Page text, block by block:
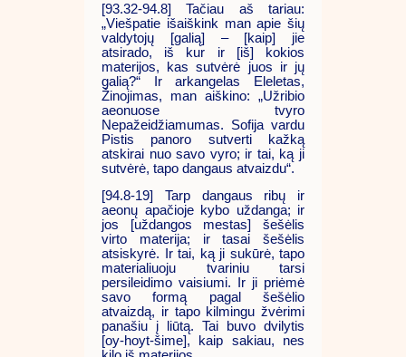
[93.32-94.8] Tačiau aš tariau:
„Viešpatie išaiškink man apie šių
valdytojų [galią] – [kaip] jie
atsirado, iš kur ir [iš] kokios
materijos, kas sutvėrė juos ir jų
galią?“ Ir arkangelas Eleletas,
Žinojimas, man aiškino: „Užribio
aeonuose tvyro
Nepažeidžiamumas. Sofija vardu
Pistis panoro sutverti kažką
atskirai nuo savo vyro; ir tai, ką ji
sutvėrė, tapo dangaus atvaizdu“.
[94.8-19] Tarp dangaus ribų ir
aeonų apačioje kybo uždanga; ir
jos [uždangos mestas] šešėlis
virto materija; ir tasai šešėlis
atsiskyrė. Ir tai, ką ji sukūrė, tapo
materialiuoju tvariniu tarsi
persileidimo vaisiumi. Ir ji priėmė
savo formą pagal šešėlio
atvaizdą, ir tapo kilmingu žvėrimi
panašiu į liūtą. Tai buvo dvilytis
[oy-hoyt-šime], kaip sakiau, nes